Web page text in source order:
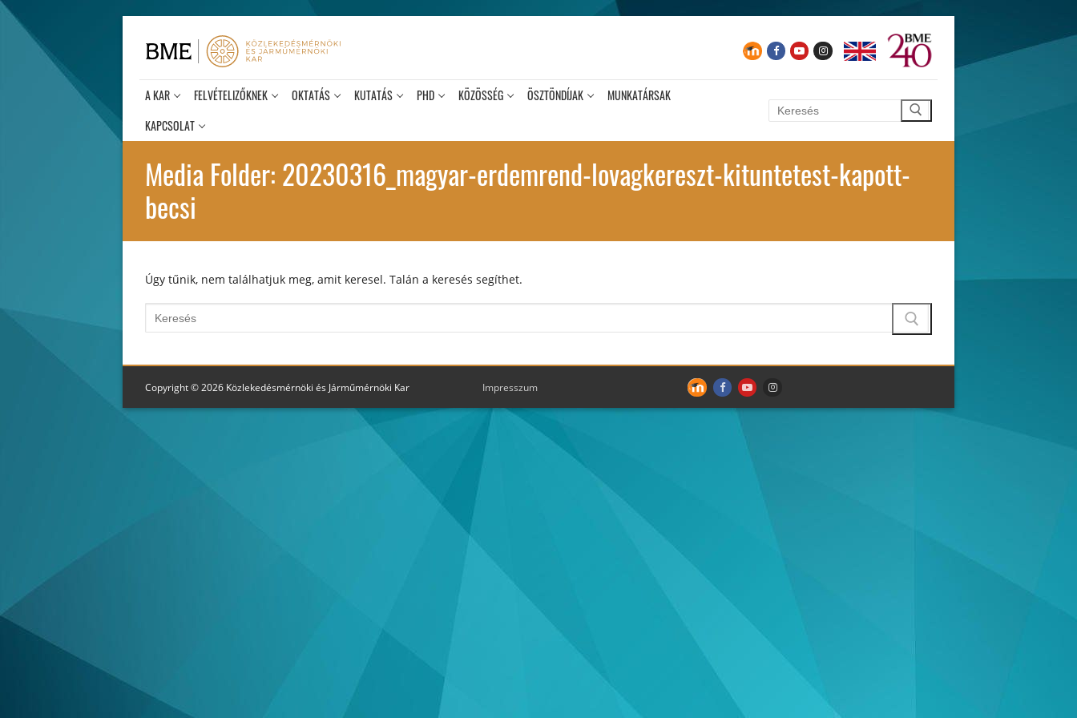
tartalomra
A KAR FELVÉTELIZŐKNEK OKTATÁS KUTATÁS PHD KÖZÖSSÉG ÖSZTÖNDÍJAK
MUNKATÁRSAK
KAPCSOLAT
Keresése:
Media Folder: 20230316_magyar-erdemrend-lovagkereszt-kituntetest-kapott-
becsi
Úgy tűnik, nem találhatjuk meg, amit keresel. Talán a keresés segíthet.
Keresése:
Copyright © 2026 Közlekedésmérnöki és Járműmérnöki Kar Impresszum